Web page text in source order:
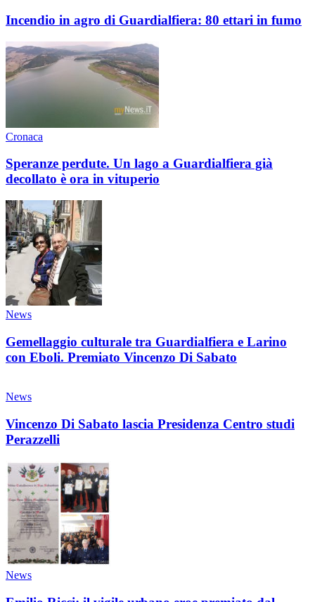
Incendio in agro di Guardialfiera: 80 ettari in fumo
Cronaca
Speranze perdute. Un lago a Guardialfiera già
decollato è ora in vituperio
News
Gemellaggio culturale tra Guardialfiera e Larino
con Eboli. Premiato Vincenzo Di Sabato
News
Vincenzo Di Sabato lascia Presidenza Centro studi
Perazzelli
News